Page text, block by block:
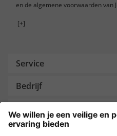
en de algemene voorwaarden van
[+]
Service
Bedrijf
Payment and Delivery